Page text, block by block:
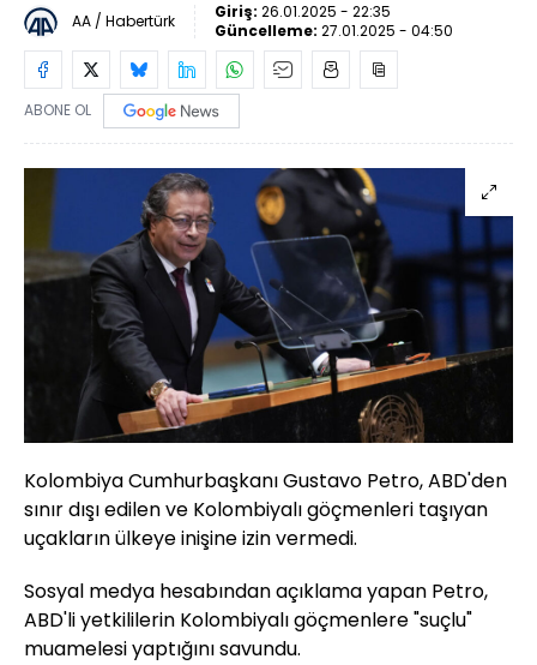
AA / Habertürk Giriş: 26.01.2025 - 22:35
Güncelleme: 27.01.2025 - 04:50
ABONE OL
Kolombiya Cumhurbaşkanı Gustavo Petro, ABD'den
sınır dışı edilen ve Kolombiyalı göçmenleri taşıyan
uçakların ülkeye inişine izin vermedi.
Sosyal medya hesabından açıklama yapan Petro,
ABD'li yetkililerin Kolombiyalı göçmenlere "suçlu"
muamelesi yaptığını savundu.